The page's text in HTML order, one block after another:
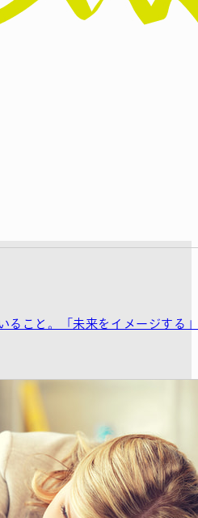
ること。「未来をイメージする